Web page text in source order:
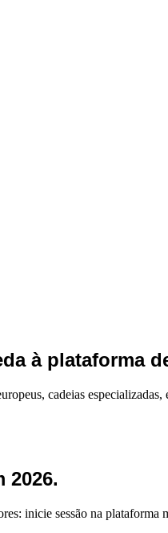
à plataforma
cadeias
2026.
inicie sessão na